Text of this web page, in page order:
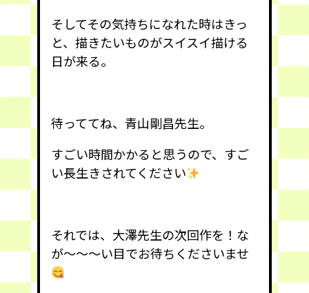
そしてその気持ちになれた時はきっ
と、描きたいものがスイスイ描ける
日が来る。
待っててね、青山剛昌先生。
すごい時間かかると思うので、すご
い長生きされてください
それでは、大澤先生の次回作を！な
が〜〜〜い目でお待ちくださいませ